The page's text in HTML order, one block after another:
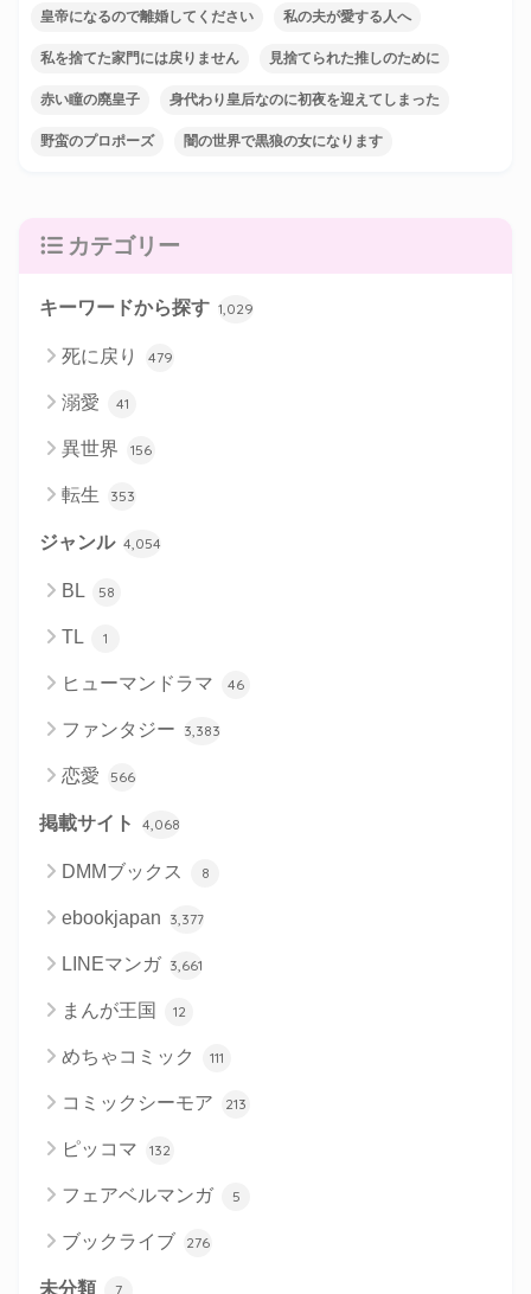
皇帝になるので離婚してください 私の夫が愛する人へ
私を捨てた家門には戻りません 見捨てられた推しのために
赤い瞳の廃皇子 身代わり皇后なのに初夜を迎えてしまった
野蛮のプロポーズ 闇の世界で黒狼の女になります
カテゴリー
キーワードから探す 1,029
死に戻り 479
溺愛 41
異世界 156
転生 353
ジャンル 4,054
BL 58
TL 1
ヒューマンドラマ 46
ファンタジー 3,383
恋愛 566
掲載サイト 4,068
DMMブックス 8
ebookjapan 3,377
LINEマンガ 3,661
まんが王国 12
めちゃコミック 111
コミックシーモア 213
ピッコマ 132
フェアベルマンガ 5
ブックライブ 276
未分類 7